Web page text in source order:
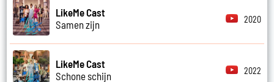
LikeMe Cast
Samen zijn
2020
LikeMe Cast
Schone schijn
2022